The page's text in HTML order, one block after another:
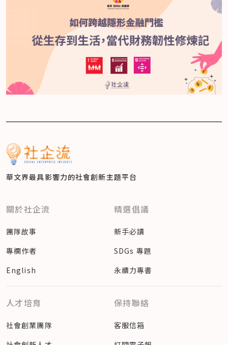
華文界最具影響力的社會創新主題平台
關於社企流
團隊故事
專欄作者
English
精選倡議
新手必讀
SDGs 專題
永續力專書
人才培育
社會創業團隊
保持聯絡
客服信箱